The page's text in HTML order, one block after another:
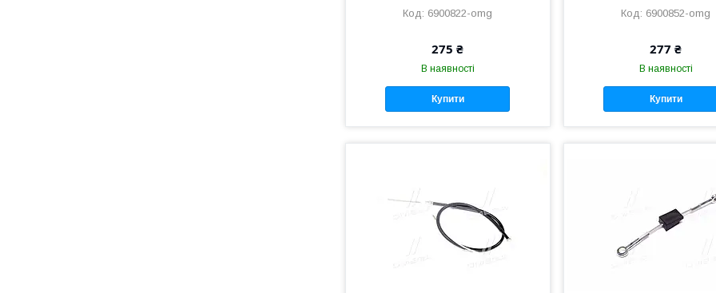
6900822-omg
275 ₴
В наявності
Купити
6900852-omg
277 ₴
В наявності
Купити